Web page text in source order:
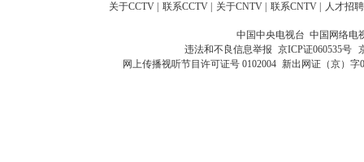
关于CCTV 联系CCTV 关于CNTV 联系CNTV 人才招聘
中国中央电视台 中国网络电
违法和不良信息举报 京ICP证060535号
网上传播视听节目许可证号 0102004 新出网证（京）